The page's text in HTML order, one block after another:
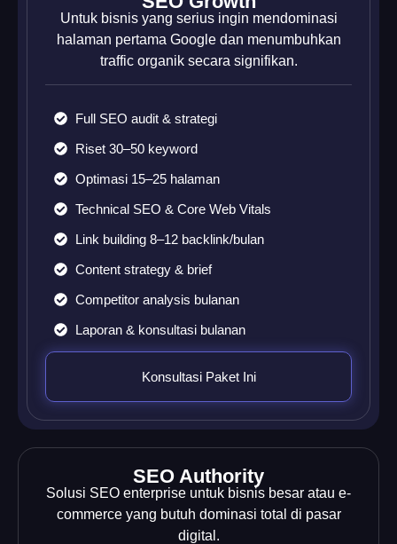
Untuk bisnis yang serius ingin mendominasi
halaman pertama Google dan menumbuhkan
traffic organik secara signifikan.
Full SEO audit & strategi
Riset 30–50 keyword
Optimasi 15–25 halaman
Technical SEO & Core Web Vitals
Link building 8–12 backlink/bulan
Content strategy & brief
Competitor analysis bulanan
Laporan & konsultasi bulanan
Konsultasi Paket Ini
SEO Authority
Solusi SEO enterprise untuk bisnis besar atau e-
commerce yang butuh dominasi total di pasar
digital.